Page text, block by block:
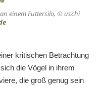
einem Futtersilo, © uschi
kritischen Betrachtung
die Vögel in ihrem
die groß genug sein